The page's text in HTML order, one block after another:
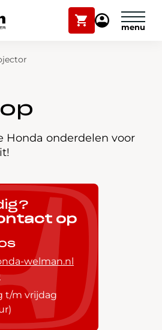
Winkelwagen
Mijn
onderhoud
Honda Welman
Honda onderdelen voor
op
welman.nl
t/m vrijdag